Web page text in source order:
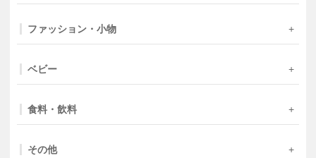
ファッション・小物
ベビー
食料・飲料
その他